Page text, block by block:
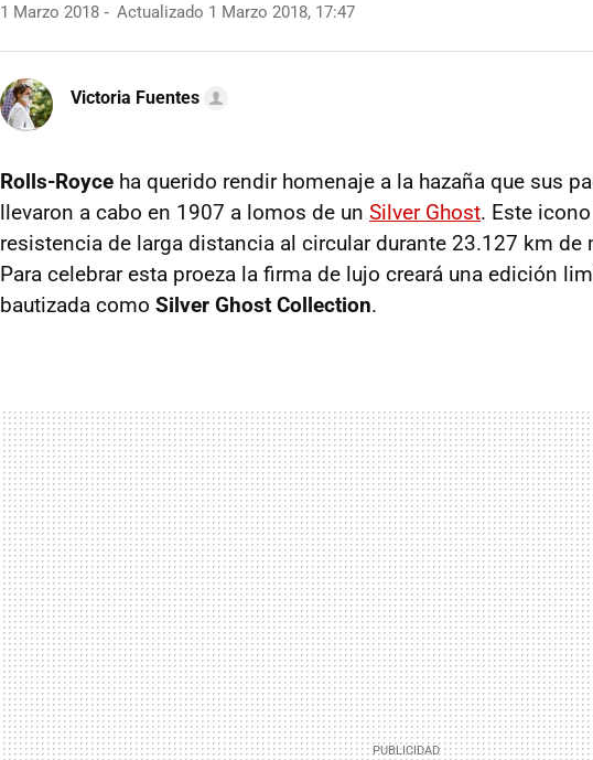
1 Marzo 2018 Actualizado 1 Marzo 2018, 17:47
Victoria Fuentes
Rolls-Royce ha querido rendir homenaje a la hazaña que sus
llevaron a cabo en 1907 a lomos de un Silver Ghost. Este
resistencia de larga distancia al circular durante 23.127 km de
Para celebrar esta proeza la firma de lujo creará una edición
bautizada como Silver Ghost Collection.